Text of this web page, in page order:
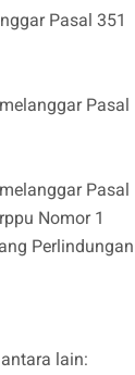
Pasal 351
Pasal
Pasal
Nomor 1
Perlindungan
lain: